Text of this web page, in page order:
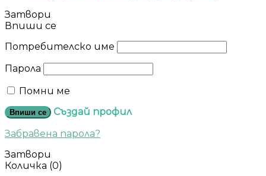
Затвори
Впиши се
Потребителско име
Парола
Помни ме
Впиши се
Създай профил
Забравена парола?
Затвори
Количка (0)